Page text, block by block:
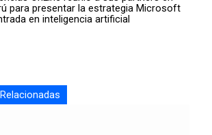
para presentar la estrategia Microsoft
en inteligencia artificial